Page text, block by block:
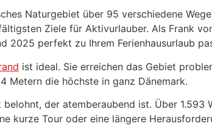
Naturgebiet über 95 verschiedene
Ziele für Aktivurlauber. Als Frank
2025 perfekt zu Ihrem Ferienhausurlaub
ist ideal. Sie erreichen das Gebiet
Metern die höchste in ganz Dänemark.
der atemberaubend ist. Über 1.593
kurze Tour oder eine längere